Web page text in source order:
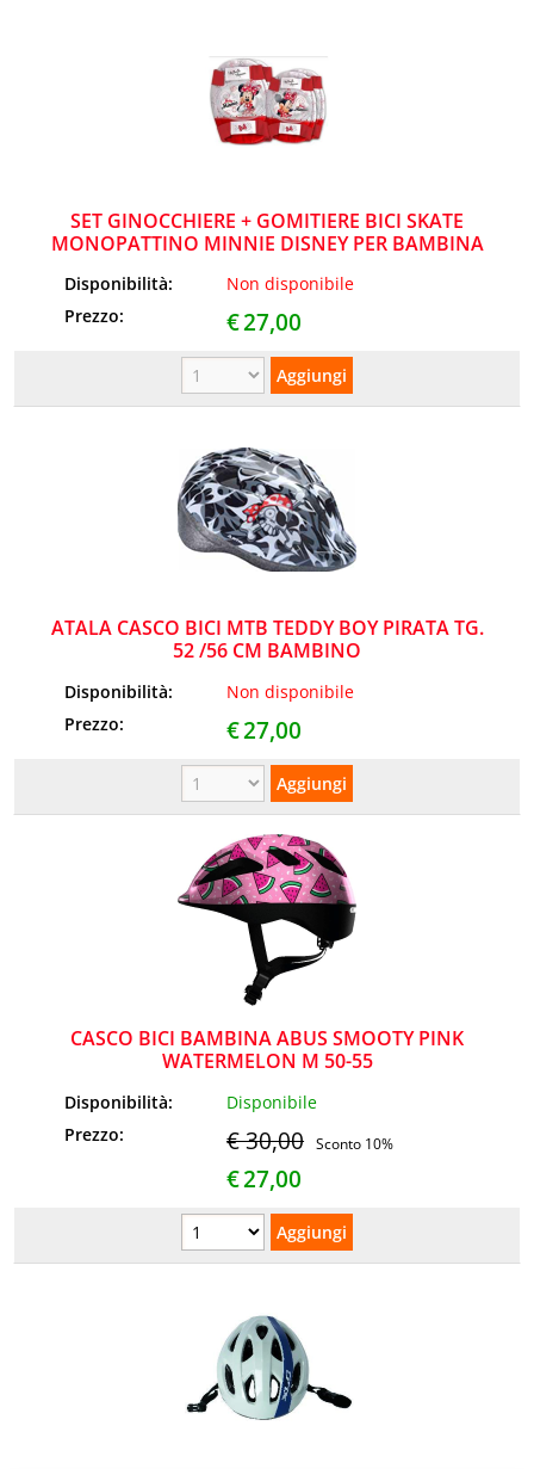
SET GINOCCHIERE + GOMITIERE BICI SKATE
MONOPATTINO MINNIE DISNEY PER BAMBINA
Disponibilità:
Non disponibile
Prezzo:
€27,00
ATALA CASCO BICI MTB TEDDY BOY PIRATA TG.
52 /56 CM BAMBINO
Disponibilità:
Non disponibile
Prezzo:
€27,00
CASCO BICI BAMBINA ABUS SMOOTY PINK
WATERMELON M 50-55
Disponibilità:
Disponibile
Prezzo:
€ 30,00 Sconto 10%
€27,00